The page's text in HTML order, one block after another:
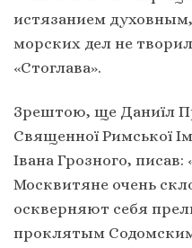
истязанием
морских дел не
«Стоглава».
Зрештою, ще Даниїл
Священної Римської
Івана Грозного,
Москвитяне очень
оскверняют себя
проклятым